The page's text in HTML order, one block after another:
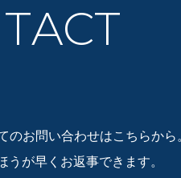
のお問い合わせはこちらから。
うが早くお返事できます。